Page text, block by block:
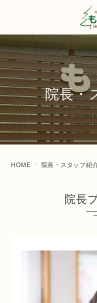
院長・
HOME 院長・スタッフ紹
院長